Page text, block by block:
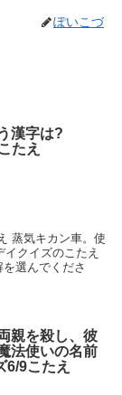
ぽいこづ
漢字は?
たえ
蒸気キカン車。使
クイズのこたえ
選んでくださ
親を殺し、彼
法使いの名前
9こたえ